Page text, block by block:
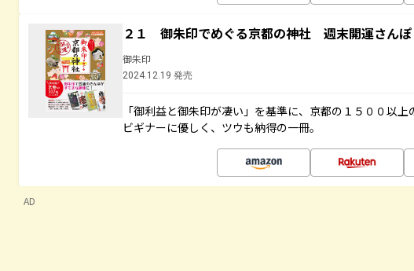
２１ 御朱印でめぐる京都の神社 週末開運さん
御朱印
2024.12.19 発売
「御利益と御朱印が凄い」を基準に、京都の１５００以上
ビギナーに優しく、ツウも納得の一冊。
AD